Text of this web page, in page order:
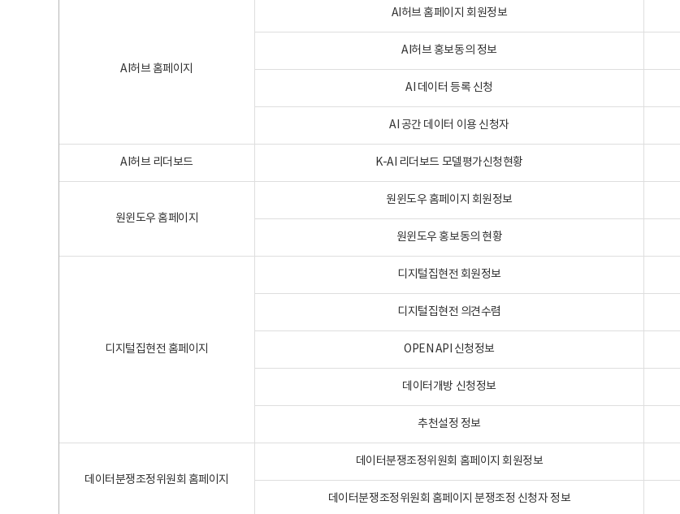
AI허브 홈페이지
AI허브 홈페이지 회원정보
AI허브 홍보동의 정보
AI 데이터 등록 신청
AI 공간 데이터 이용 신청자
AI허브 리더보드 K-AI 리더보드 모델평가신청현황
원윈도우 홈페이지
원윈도우 홈페이지 회원정보
원윈도우 홍보동의 현황
디지털집현전 홈페이지
디지털집현전 회원정보
디지털집현전 의견수렴
OPEN API 신청정보
데이터개방 신청정보
추천설정 정보
데이터분쟁조정위원회 홈페이지
데이터분쟁조정위원회 홈페이지 회원정보
데이터분쟁조정위원회 홈페이지 분쟁조정 신청자 정보